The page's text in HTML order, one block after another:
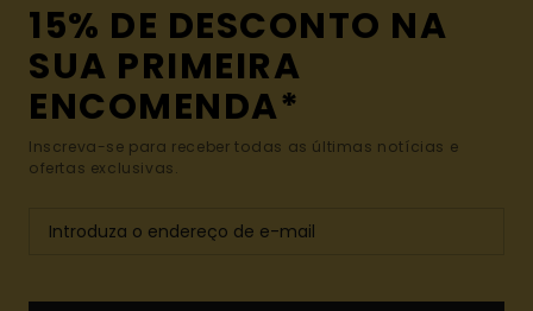
15% DE DESCONTO NA
SUA PRIMEIRA
ENCOMENDA*
Inscreva-se para receber todas as últimas notícias e
ofertas exclusivas.